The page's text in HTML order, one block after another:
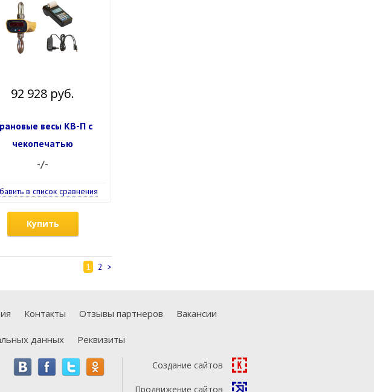
92 928 руб.
весы КВ-П с
чекопечатью
-/-
в список сравнения
Купить
1 2 >
Контакты Отзывы партнеров Вакансии
данных Реквизиты
Создание сайтов
Продвижение сайтов